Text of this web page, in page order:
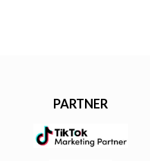
PARTNER